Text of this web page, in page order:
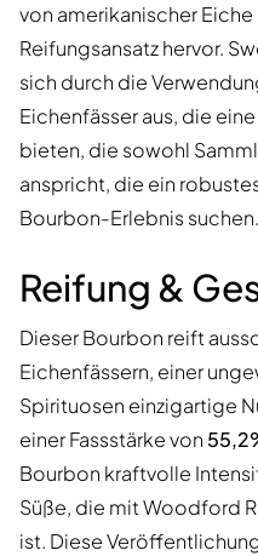
von amerikanischer
Reifungsansatz hervor.
sich durch die
Eichenfässer aus, die
bieten, die sowohl
anspricht, die ein
Bourbon-Erlebnis suchen.
Reifung &
Dieser Bourbon reift
Eichenfässern, einer
Spirituosen einzigartige
einer Fassstärke von
Bourbon kraftvolle
Süße, die mit Woodford
ist. Diese